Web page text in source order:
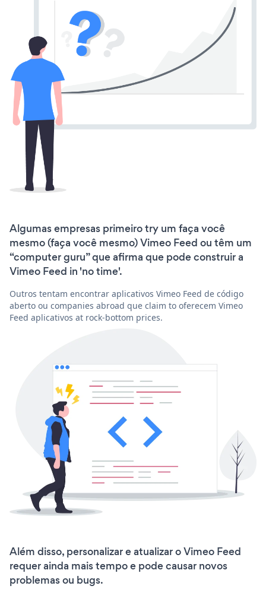
Algumas empresas primeiro try um faça você
mesmo (faça você mesmo) Vimeo Feed ou têm um
“computer guru” que afirma que pode construir a
Vimeo Feed in 'no time'.
Outros tentam encontrar aplicativos Vimeo Feed de código
aberto ou companies abroad que claim to oferecem Vimeo
Feed aplicativos at rock-bottom prices.
Além disso, personalizar e atualizar o Vimeo Feed
requer ainda mais tempo e pode causar novos
problemas ou bugs.